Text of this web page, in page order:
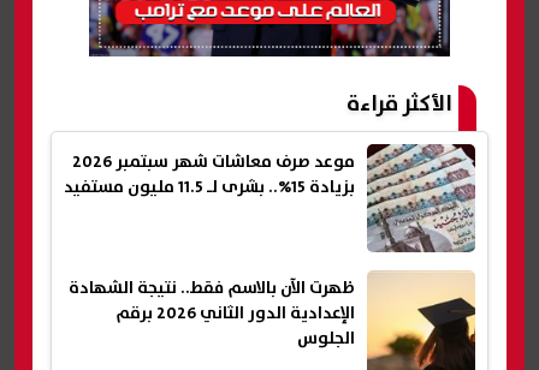
الأكثر قراءة
موعد صرف معاشات شهر سبتمبر 2026
بزيادة 15%.. بشرى لـ 11.5 مليون مستفيد
ظهرت الآن بالاسم فقط.. نتيجة الشهادة
الإعدادية الدور الثاني 2026 برقم
الجلوس